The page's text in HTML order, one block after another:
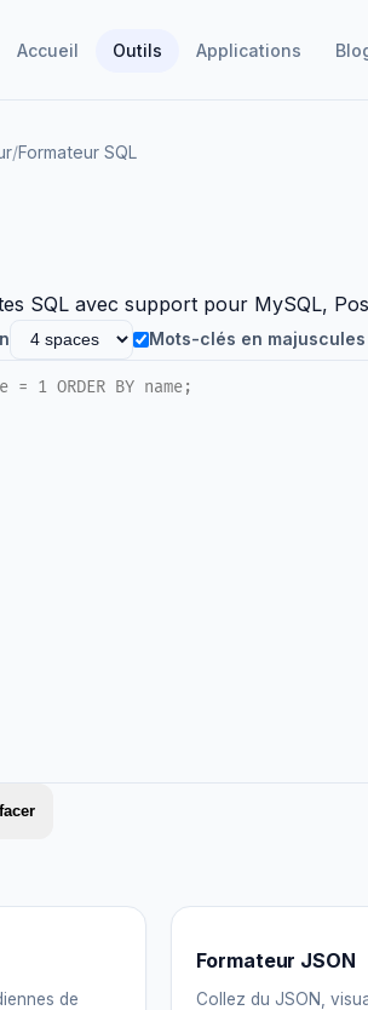
Accueil Outils Applications
/Formateur SQL
SQL avec support pour MySQL,
Mots-clés en majuscules
de
Formateur JSON
Collez du JSON,